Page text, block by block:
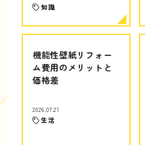
知識
機能性壁紙リフォー
ム費用のメリットと
価格差
2026.07.21
生活